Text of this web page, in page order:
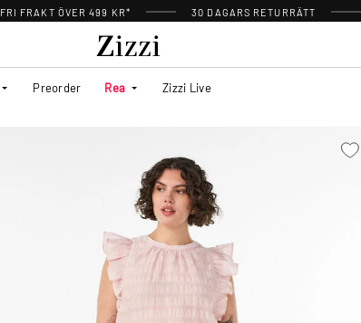
FRI FRAKT ÖVER 499 KR* 30 DAGARS RETURRÄTT
Preorder Rea Zizzi Live